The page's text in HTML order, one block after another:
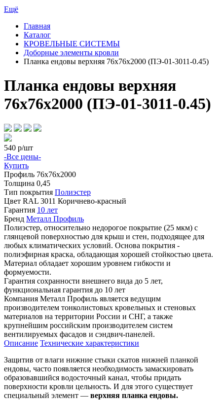
Ещё
Главная
Каталог
КРОВЕЛЬНЫЕ СИСТЕМЫ
Доборные элементы кровли
Планка ендовы верхняя 76х76х2000 (ПЭ-01-3011-0.45)
Планка ендовы верхняя
76х76х2000 (ПЭ-01-3011-0.45)
540 р/шт
-Все цены-
Купить
Профиль 76х76х2000
Толщина 0,45
Тип покрытия Полиэстер
Цвет RAL 3011 Коричнево-красный
Гарантия 10 лет
Бренд Металл Профиль
Полиэстер, относительно недорогое покрытие (25 мкм) с
глянцевой поверхностью для крыш и стен, подходящее для
любых климатических условий. Основа покрытия -
полиэфирная краска, обладающая хорошей стойкостью цвета.
Материал обладает хорошим уровнем гибкости и
формуемости.
Гарантия сохранности внешнего вида до 5 лет,
функциональная гарантия до 10 лет
Компания Металл Профиль является ведущим
производителем тонколистовых кровельных и стеновых
материалов на территории России и СНГ, а также
крупнейшим российским производителем систем
вентилируемых фасадов и сэндвич-панелей.
Описание Технические характеристики
Защитив от влаги нижние стыки скатов нижней планкой
ендовы, часто появляется необходимость замаскировать
образовавшийся водосточный канал, чтобы придать
поверхности кровли цельность. И для этого существует
специальный элемент — верхняя планка ендовы.